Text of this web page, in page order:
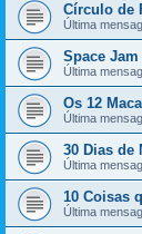
Círculo de
Última
Space
Última
Os 12
Última
30 Dias de
Última
10 Coisas
Última